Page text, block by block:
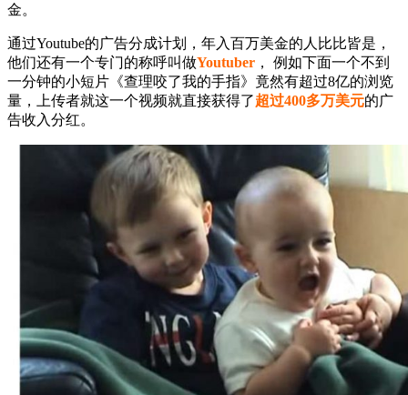
金。
通过Youtube的广告分成计划，年入百万美金的人比比皆是，
他们还有一个专门的称呼叫做Youtuber ， 例如下面一个不到
一分钟的小短片《查理咬了我的手指》竟然有超过8亿的浏览
量，上传者就这一个视频就直接获得了超过400多万美元的广
告收入分红。